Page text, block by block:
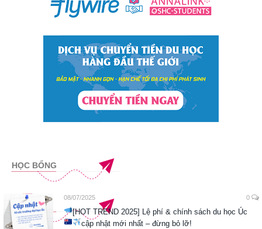
HỌC BỔNG
08/07/2025 0
[HOT TREND 2025] Lệ phí & chính sách du học Úc
cập nhật mới nhất – đừng bỏ lỡ!